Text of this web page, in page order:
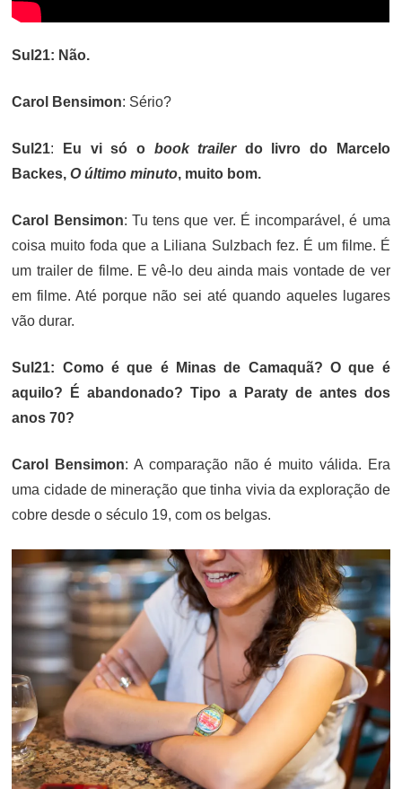
Sul21: Não.
Carol Bensimon: Sério?
Sul21: Eu vi só o book trailerdo livro do Marcelo
Backes,O último minuto, muito bom.
Carol Bensimon: Tu tens que ver. É incomparável, é uma
coisa muito foda que a Liliana Sulzbach fez. É um filme. É
um trailer de filme. E vê-lo deu ainda mais vontade de ver
em filme. Até porque não sei até quando aqueles lugares
vão durar.
Sul21: Como é que é Minas de Camaquã? O que é
aquilo? É abandonado? Tipo a Paraty de antes dos
anos 70?
Carol Bensimon: A comparação não é muito válida. Era
uma cidade de mineração que tinha vivia da exploração de
cobre desde o século 19, com os belgas.